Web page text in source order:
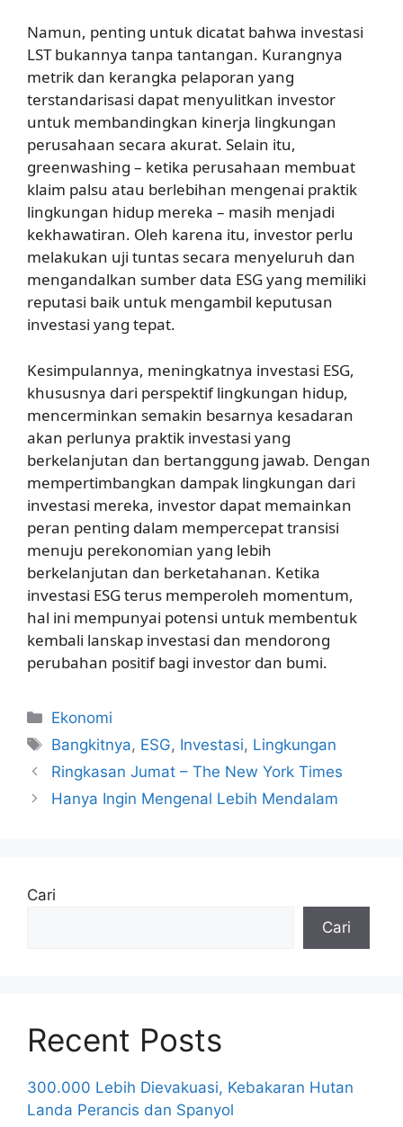
Namun, penting untuk dicatat bahwa investasi
LST bukannya tanpa tantangan. Kurangnya
metrik dan kerangka pelaporan yang
terstandarisasi dapat menyulitkan investor
untuk membandingkan kinerja lingkungan
perusahaan secara akurat. Selain itu,
greenwashing – ketika perusahaan membuat
klaim palsu atau berlebihan mengenai praktik
lingkungan hidup mereka – masih menjadi
kekhawatiran. Oleh karena itu, investor perlu
melakukan uji tuntas secara menyeluruh dan
mengandalkan sumber data ESG yang memiliki
reputasi baik untuk mengambil keputusan
investasi yang tepat.
Kesimpulannya, meningkatnya investasi ESG,
khususnya dari perspektif lingkungan hidup,
mencerminkan semakin besarnya kesadaran
akan perlunya praktik investasi yang
berkelanjutan dan bertanggung jawab. Dengan
mempertimbangkan dampak lingkungan dari
investasi mereka, investor dapat memainkan
peran penting dalam mempercepat transisi
menuju perekonomian yang lebih
berkelanjutan dan berketahanan. Ketika
investasi ESG terus memperoleh momentum,
hal ini mempunyai potensi untuk membentuk
kembali lanskap investasi dan mendorong
perubahan positif bagi investor dan bumi.
Kategori
Ekonomi
Tag
Bangkitnya, ESG, Investasi, Lingkungan
Ringkasan Jumat – The New York Times
Hanya Ingin Mengenal Lebih Mendalam
Cari
Cari
Recent Posts
300.000 Lebih Dievakuasi, Kebakaran Hutan
Landa Perancis dan Spanyol